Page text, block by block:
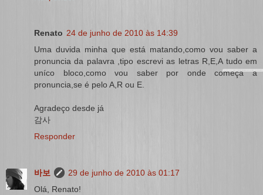
Renato 24 de junho de 2010 às 14:39
Uma duvida minha que está matando,como vou saber a
pronuncia da palavra ,tipo escrevi as letras R,E,A tudo em
uníco bloco,como vou saber por onde começa a
pronuncia,se é pelo A,R ou E.
Agradeço desde já
감사
Responder
바보
29 de junho de 2010 às 01:17
Olá, Renato!